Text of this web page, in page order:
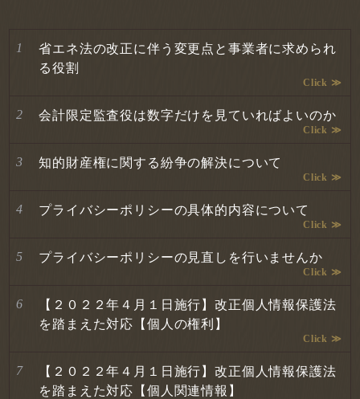
省エネ法の改正に伴う変更点と事業者に求められ
る役割
会計限定監査役は数字だけを見ていればよいのか
知的財産権に関する紛争の解決について
プライバシーポリシーの具体的内容について
プライバシーポリシーの見直しを行いませんか
【２０２２年４月１日施行】改正個人情報保護法
を踏まえた対応【個人の権利】
【２０２２年４月１日施行】改正個人情報保護法
を踏まえた対応【個人関連情報】